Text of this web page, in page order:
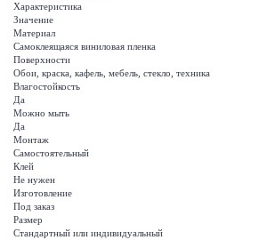
Характеристика
Значение
Материал
Самоклеящаяся виниловая пленка
Поверхности
Обои, краска, кафель, мебель, стекло, техника
Влагостойкость
Да
Можно мыть
Да
Монтаж
Самостоятельный
Клей
Не нужен
Изготовление
Под заказ
Размер
Стандартный или индивидуальный